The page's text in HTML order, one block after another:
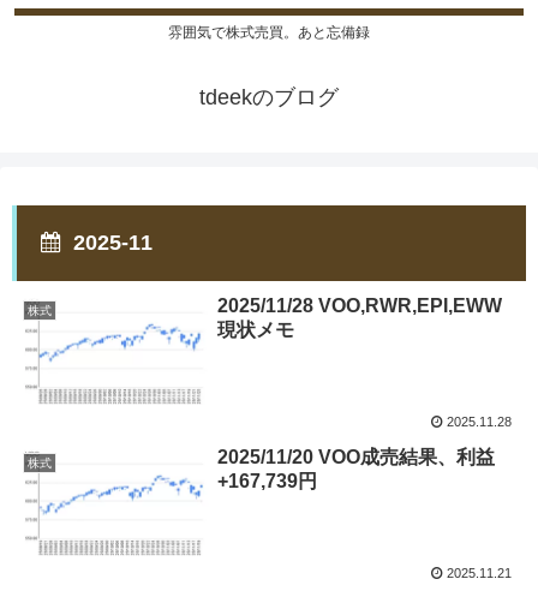
雰囲気で株式売買。あと忘備録
tdeekのブログ
2025-11
株式
2025/11/28 VOO,RWR,EPI,EWW
現状メモ
2025.11.28
株式
2025/11/20 VOO成売結果、利益
+167,739円
2025.11.21